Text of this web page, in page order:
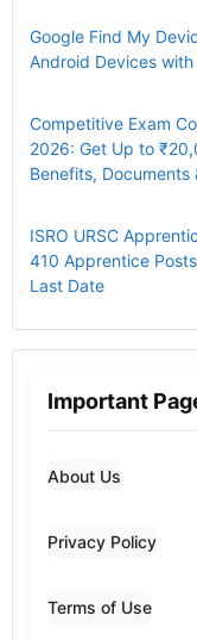
Google Find My
Android Devices
Competitive Exam
2026: Get Up to
Benefits, Documents
ISRO URSC
410 Apprentice
Last Date
Important
About Us
Privacy Policy
Terms of Use